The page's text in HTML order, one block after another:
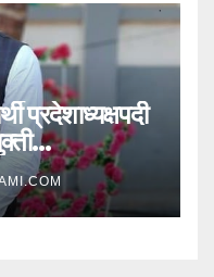
प्रदेशाध्यक्षपदी